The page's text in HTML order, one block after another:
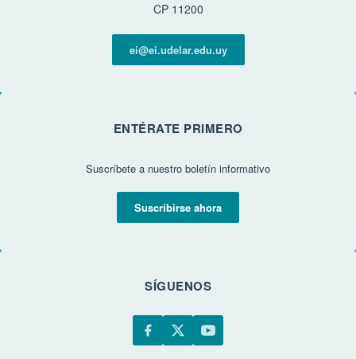
CP 11200
ei@ei.udelar.edu.uy
ENTÉRATE PRIMERO
Suscríbete a nuestro boletín informativo
Suscribirse ahora
SÍGUENOS